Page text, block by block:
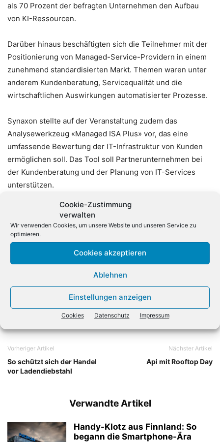
Cookie-Zustimmung
verwalten
Wir verwenden Cookies, um unsere Website und unseren Service zu
optimieren.
Cookies akzeptieren
Ablehnen
Einstellungen anzeigen
Cookies Datenschutz Impressum
als 70 Prozent der befragten Unternehmen den Aufbau
von KI-Ressourcen.
Darüber hinaus beschäftigten sich die Teilnehmer mit der
Positionierung von Managed-Service-Providern in einem
zunehmend standardisierten Markt. Themen waren unter
anderem Kundenberatung, Servicequalität und die
wirtschaftlichen Auswirkungen automatisierter Prozesse.
Synaxon stellte auf der Veranstaltung zudem das
Analysewerkzeug «Managed ISA Plus» vor, das eine
umfassende Bewertung der IT-Infrastruktur von Kunden
ermöglichen soll. Das Tool soll Partnerunternehmen bei
der Kundenberatung und der Planung von IT-Services
unterstützen.
Der nächste Synaxon Managed Services Summit ist für
den 1. und 2. Juni 2027 geplant. Nach Angaben von
Synaxon wird für die Veranstaltung eine größere Location
in Frankfurt gesucht, um mehr Partnern die Teilnahme zu
ermöglichen.
Vorheriger Artikel
So schützt sich der Handel
vor Ladendiebstahl
Nächster Artikel
Api mit Rooftop Day
Verwandte Artikel
Handy-Klotz aus Finnland: So
begann die Smartphone-Ära